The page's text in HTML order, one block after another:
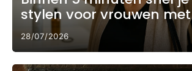
stylen voor vrouwen
drukke ochtend
28/07/2026